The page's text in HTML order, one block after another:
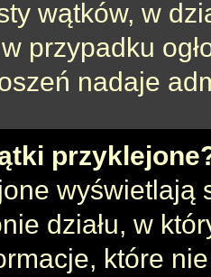
wątków, w
przypadku
nadaje
wyświetlają
działu, w
które